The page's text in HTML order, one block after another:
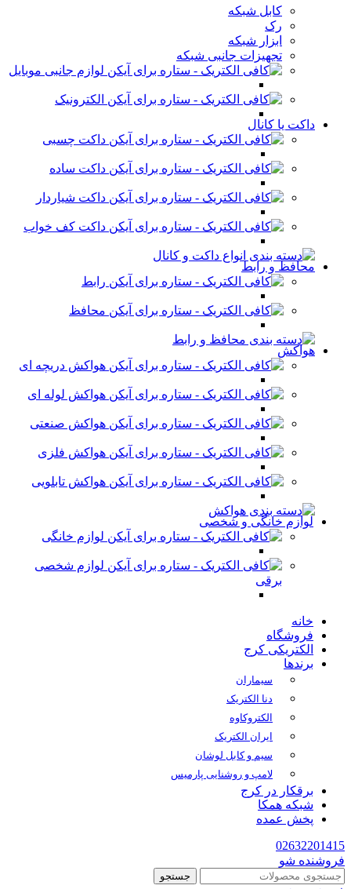
کابل شبکه
رک
ابزار شبکه
تجهیزات جانبی شبکه
لوازم جانبی موبایل
الکترونیک
داکت یا کانال
داکت چسبی
داکت ساده
داکت شیاردار
داکت کف خواب
محافظ و رابط
رابط
محافظ
هواکش
هواکش دریچه ای
هواکش لوله ای
هواکش صنعتی
هواکش فلزی
هواکش تابلویی
لوازم خانگی و شخصی
لوازم خانگی
لوازم شخصی
برقی
خانه
فروشگاه
الکتریکی کرج
برندها
سیماران
دنا الکتریک
الکتروکاوه
ایران الکتریک
سیم و کابل لوشان
لامپ و روشنایی پارمیس
برقکار در کرج
شبکه همکا
پخش عمده
02632201415
فروشنده شو
جستجو